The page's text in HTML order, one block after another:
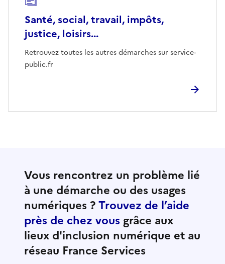
Santé, social, travail, impôts,
justice, loisirs...
Retrouvez toutes les autres démarches sur service-
public.fr
Vous rencontrez un problème lié
à une démarche ou des usages
numériques ?Trouvez de l’aide
près de chez vous grâce aux
lieux d'inclusion numérique et au
réseau France Services